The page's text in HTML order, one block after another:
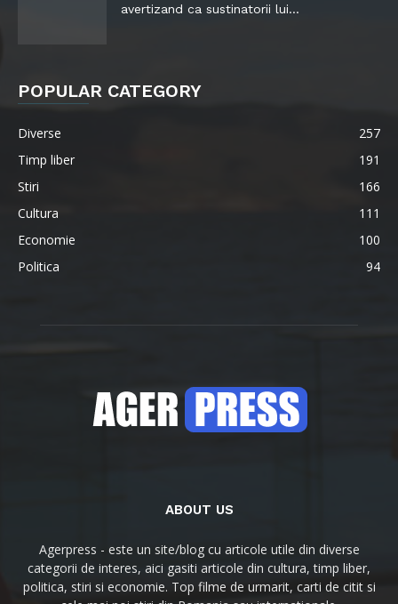
avertizand ca sustinatorii lui...
POPULAR CATEGORY
Diverse
257
Timp liber
191
Stiri
166
Cultura
111
Economie
100
Politica
94
ABOUT US
Agerpress - este un site/blog cu articole utile din diverse
categorii de interes, aici gasiti articole din cultura, timp liber,
politica, stiri si economie. Top filme de urmarit, carti de citit si